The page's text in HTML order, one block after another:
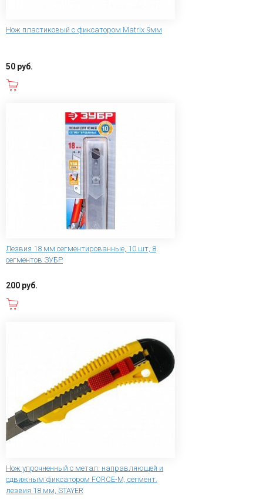
Нож пластиковый с фиксатором Matrix 9мм
50 руб.
Лезвия 18 мм сегментированные, 10 шт, 8
сегментов ЗУБР
200 руб.
Нож упрочненный с метал. направляющей и
сдвижным фиксатором FORCE-M, сегмент.
лезвия 18 мм, STAYER